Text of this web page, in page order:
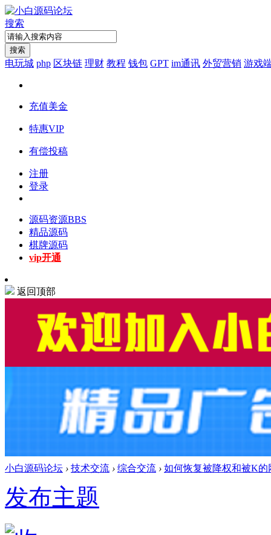
搜索
搜索
电玩城 php 区块链 理财 教程 钱包 GPT im通讯 外贸营销 游戏
充值美金
特惠VIP
有偿投稿
注册
登录
源码资源BBS
精品源码
棋牌源码
vip开通
返回顶部
小白源码论坛 › 技术交流 › 综合交流 › 如何恢复被降权和被K的
发布主题